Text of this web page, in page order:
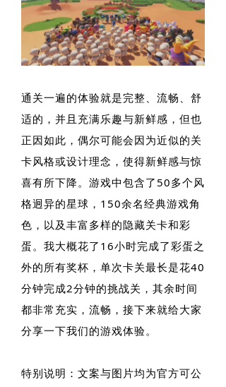
通关一遍的体验就是完整、流畅、舒
适的，并且充满乐趣与新鲜感，但也
正因如此，偶尔可能会因为近似的关
卡风格或设计理念，使得新鲜感与惊
喜有所下降。游戏中包含了50多个风
格迥异的星球，150余名经典游戏角
色，以及丰富多样的隐藏关卡和彩
蛋。我大概花了16小时完成了彩蛋之
外的所有奖杯，单次卡关最长是花40
分钟完成2分钟的挑战关，其余时间
都非常充实，流畅，接下来就给大家
分享一下我们的游戏体验。
特别说明：文案与图片均为官方可公